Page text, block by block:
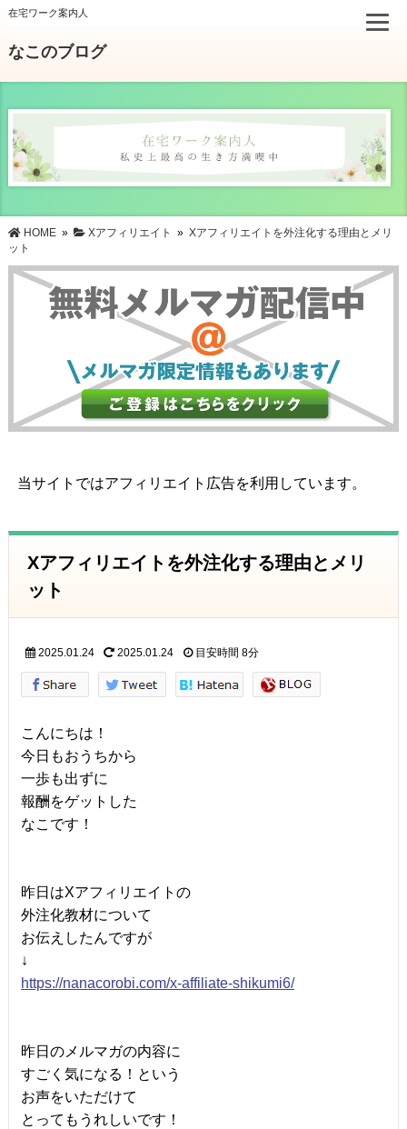
在宅ワーク案内人
なこのブログ
HOME» Xアフィリエイト » Xアフィリエイトを外注化する理由とメリ
ット
当サイトではアフィリエイト広告を利用しています。
Xアフィリエイトを外注化する理由とメリ
ット
2025.01.24 2025.01.24 目安時間 8分
こんにちは！
今日もおうちから
一歩も出ずに
報酬をゲットした
なこです！
昨日はXアフィリエイトの
外注化教材について
お伝えしたんですが
↓
https://nanacorobi.com/x-affiliate-shikumi6/
昨日のメルマガの内容に
すごく気になる！という
お声をいただけて
とってもうれしいです！